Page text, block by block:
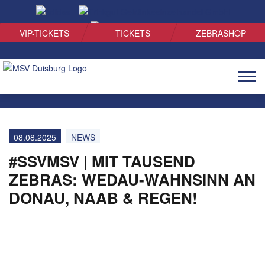
VIP-TICKETS TICKETS ZEBRASHOP
08.08.2025 NEWS
#SSVMSV | MIT TAUSEND
ZEBRAS: WEDAU-WAHNSINN AN
DONAU, NAAB & REGEN!